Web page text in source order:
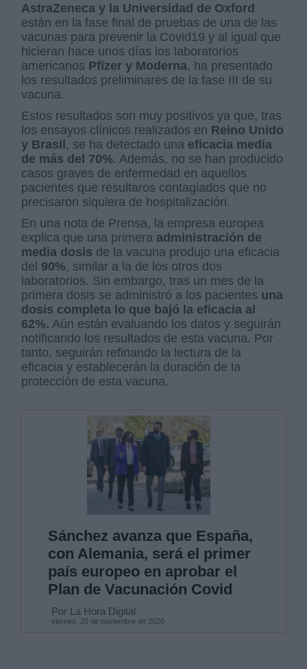
AstraZeneca y la Universidad de Oxford
están en la fase final de pruebas de una de las
vacunas para prevenir la Covid19 y al igual que
hicieran hace unos días los laboratorios
americanos Pfizer y Moderna, ha presentado
los resultados preliminares de la fase III de su
vacuna.
Estos resultados son muy positivos ya que, tras
los ensayos clínicos realizados en Reino Unido
y Brasil, se ha detectado una eficacia media
de más del 70%. Además, no se han producido
casos graves de enfermedad en aquellos
pacientes que resultaros contagiados que no
precisaron siquiera de hospitalización.
En una nota de Prensa, la empresa europea
explica que una primera administración de
media dosis de la vacuna produjo una eficacia
del 90%, similar a la de los otros dos
laboratorios. Sin embargo, tras un mes de la
primera dosis se administró a los pacientes una
dosis completa lo que bajó la eficacia al
62%. Aún están evaluando los datos y seguirán
notificando los resultados de esta vacuna. Por
tanto, seguirán refinando la lectura de la
eficacia y establecerán la duración de la
protección de esta vacuna.
Sánchez avanza que España,
con Alemania, será el primer
país europeo en aprobar el
Plan de Vacunación Covid
Por La Hora Digital
viernes, 20 de noviembre de 2020